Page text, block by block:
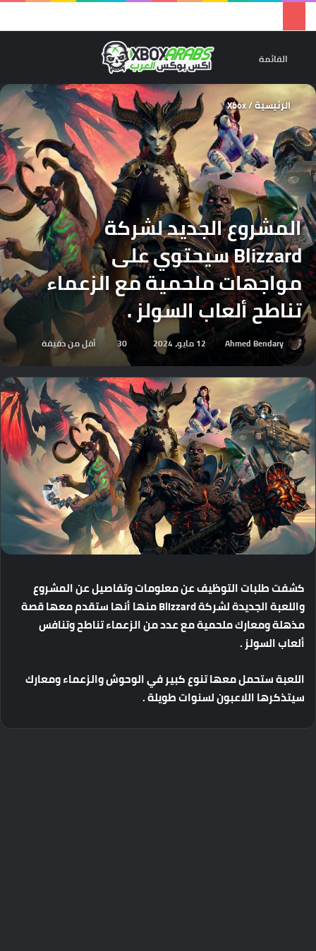
القائمة
الرئيسية/
Xbox
المشروع الجديد لشركة
Blizzard سيحتوي على
مواجهات ملحمية مع الزعماء
تناطح ألعاب السولز .
Ahmed Bendary 12 مايو، 2024 30 أقل من دقيقة
كشفتطلباتالتوظيفعنمعلوماتوتفاصيلعنالمشروع
واللعبةالجديدةلشركة منهاأنهاستقدممعهاقصة
مذهلةومعاركملحميةمععددمنالزعماءتناطحوتنافس
ألعابالسولز.
اللعبةستحملمعهاتنوعكبيرفيالوحوشوالزعماءومعارك
سيتذكرهااللاعبونلسنواتطويلة.